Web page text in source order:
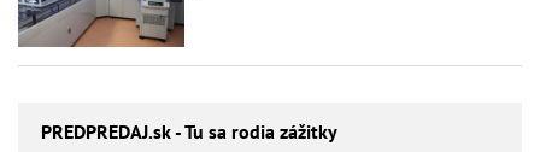
PREDPREDAJ.sk - Tu sa rodia zážitky